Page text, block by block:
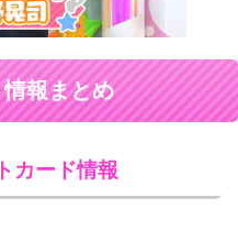
報まとめ
カード情報